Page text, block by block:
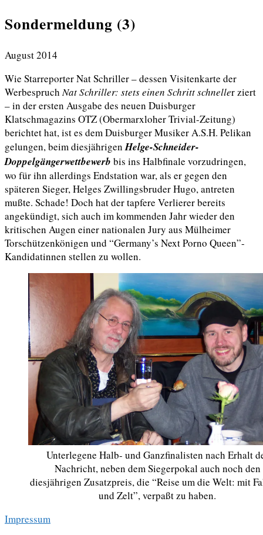
Sondermeldung (3)
August 2014
Wie Starreporter Nat Schriller – dessen Visitenkarte der
WerbespruchNat Schriller: stets einen Schritt schneller ziert
– in der ersten Ausgabe des neuen Duisburger
Klatschmagazins OTZ (Obermarxloher Trivial-Zeitung)
berichtet hat, ist es dem Duisburger Musiker A.S.H. Pelikan
gelungen, beim diesjährigenHelge-Schneider-
Doppelgängerwettbewerb bis ins Halbfinale vorzudringen,
wo für ihn allerdings Endstation war, als er gegen den
späteren Sieger, Helges Zwillingsbruder Hugo, antreten
mußte. Schade! Doch hat der tapfere Verlierer bereits
angekündigt, sich auch im kommenden Jahr wieder den
kritischen Augen einer nationalen Jury aus Mülheimer
Torschützenkönigen und “Germany’s Next Porno Queen”-
Kandidatinnen stellen zu wollen.
Unterlegene Halb- und Ganzfinalisten nach Erhalt
Nachricht, neben dem Siegerpokal auch noch den
diesjährigen Zusatzpreis, die “Reise um die Welt: mit
und Zelt”, verpaßt zu haben.
Impressum